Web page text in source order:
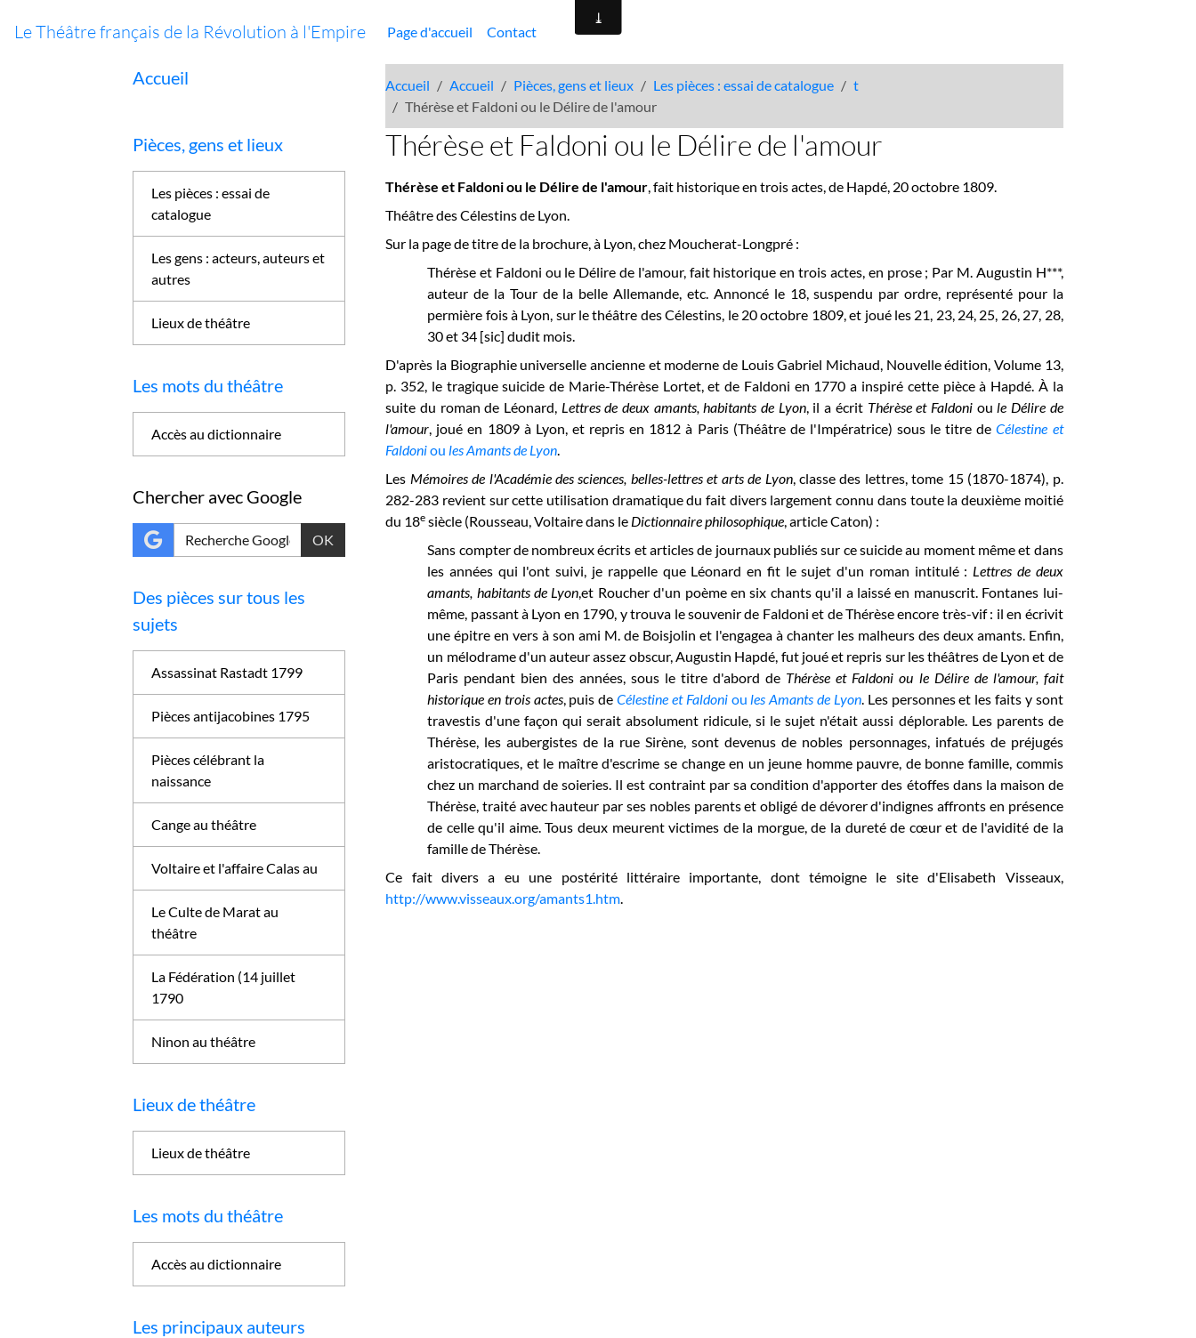
Le Théâtre français de la Révolution à l'Empire Page d'accueil Contact
Accueil Accueil Pièces, gens et lieux Les pièces : essai de catalogue
t
Thérèse et Faldoni ou le Délire de l'amour
Thérèse et Faldoni ou le Délire de l'amour
Thérèse et Faldoni ou le Délire de l'amour, fait historique en trois actes, de Hapdé, 20 octobre 1809.
Théâtre des Célestins de Lyon.
Sur la page de titre de la brochure, à Lyon, chez Moucherat-Longpré :
Thérèse et Faldoni ou le Délire de l'amour, fait historique en trois actes, en prose ; Par M. Augustin H***,
auteur de la Tour de la belle Allemande, etc. Annoncé le 18, suspendu par ordre, représenté pour la
permière fois à Lyon, sur le théâtre des Célestins, le 20 octobre 1809, et joué les 21, 23, 24, 25, 26, 27, 28,
30 et 34 [sic] dudit mois.
D'après la Biographie universelle ancienne et moderne de Louis Gabriel Michaud, Nouvelle édition, Volume 13,
p. 352, le tragique suicide de Marie-Thérèse Lortet, et de Faldoni en 1770 a inspiré cette pièce à Hapdé. À la
suite du roman de Léonard, Lettres de deux amants, habitants de Lyon, il a écrit Thérèse et Faldoni ou le Délire de
l'amour, joué en 1809 à Lyon, et repris en 1812 à Paris (Théâtre de l'Impératrice) sous le titre deCélestine et
Faldonioules Amants de Lyon.
Les Mémoires de l'Académie des sciences, belles-lettres et arts de Lyon, classe des lettres, tome 15 (1870-1874), p.
282-283 revient sur cette utilisation dramatique du fait divers largement connu dans toute la deuxième moitié
du 18e siècle (Rousseau, Voltaire dans le Dictionnaire philosophique, article Caton) :
Sans compter de nombreux écrits et articles de journaux publiés sur ce suicide au moment même et dans
les années qui l'ont suivi, je rappelle que Léonard en fit le sujet d'un roman intitulé : Lettres de deux
amants, habitants de Lyon,et Roucher d'un poème en six chants qu'il a laissé en manuscrit. Fontanes lui-
même, passant à Lyon en 1790, y trouva le souvenir de Faldoni et de Thérèse encore très-vif : il en écrivit
une épitre en vers à son ami M. de Boisjolin et l'engagea à chanter les malheurs des deux amants. Enfin,
un mélodrame d'un auteur assez obscur, Augustin Hapdé, fut joué et repris sur les théâtres de Lyon et de
Paris pendant bien des années, sous le titre d'abord de Thérèse et Faldoni ou le Délire de l'amour, fait
historique en trois actes, puis deCélestine et Faldonioules Amants de Lyon. Les personnes et les faits y sont
travestis d'une façon qui serait absolument ridicule, si le sujet n'était aussi déplorable. Les parents de
Thérèse, les aubergistes de la rue Sirène, sont devenus de nobles personnages, infatués de préjugés
aristocratiques, et le maître d'escrime se change en un jeune homme pauvre, de bonne famille, commis
chez un marchand de soieries. Il est contraint par sa condition d'apporter des étoffes dans la maison de
Thérèse, traité avec hauteur par ses nobles parents et obligé de dévorer d'indignes affronts en présence
de celle qu'il aime. Tous deux meurent victimes de la morgue, de la dureté de cœur et de l'avidité de la
famille de Thérèse.
Ce fait divers a eu une postérité littéraire importante, dont témoigne le site d'Elisabeth Visseaux,
http://www.visseaux.org/amants1.htm.
Accueil
Pièces, gens et lieux
Les pièces : essai de
catalogue
Les gens : acteurs, auteurs et
autres
Lieux de théâtre
Les mots du théâtre
Accès au dictionnaire
Chercher avec Google
OK
Des pièces sur tous les
sujets
Assassinat Rastadt 1799
Pièces antijacobines 1795
Pièces célébrant la
naissance
Cange au théâtre
Voltaire et l'affaire Calas au
Le Culte de Marat au
théâtre
La Fédération (14 juillet
1790
Ninon au théâtre
Lieux de théâtre
Lieux de théâtre
Les mots du théâtre
Accès au dictionnaire
Les principaux auteurs